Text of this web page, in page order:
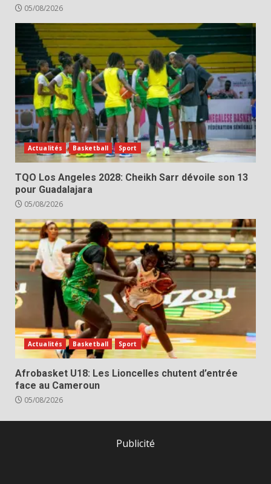
05/08/2026
Actualités Basketball Sport
TQO Los Angeles 2028: Cheikh Sarr dévoile son 13
pour Guadalajara
05/08/2026
Actualités Basketball Sport
Afrobasket U18: Les Lioncelles chutent d’entrée
face au Cameroun
05/08/2026
Publicité